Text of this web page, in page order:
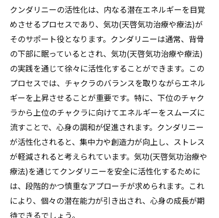
法)の効果の研究
エネルギー調和が症状緩和に及ぼす影響
気功(天啓気功治療や療法)を取り入れた実践
クンダリニーとチャクラの潜在力を気功(天啓気
功治療や療法)で最大限に引き出す秘訣
潜在力を引き出すための気功(天啓気功治療
や療法)テクニック
クンダリニーエネルギーの最適化方法
チャクラの力を引き出す特定の気功(天啓気
功治療や療法)練習
気功(天啓気功治療や療法)によるエネルギー
の循環と増幅
クンダリニーの活性化は、内なる潜在エネルギーを目覚
めさせるプロセスであり、気功(天啓気功治療や療法)が
そのサポート役となります。クンダリニーは通常、背骨
の下部に眠っているとされ、気功(天啓気功治療や療法)
の実践を通じて徐々に活性化することができます。この
プロセスでは、チャクラのバランスを取りながらエネル
ギーを上昇させることが重要です。特に、下位のチャク
ラから上位のチャクラに向けてエネルギーをスムーズに
流すことで、心身の調和が促進されます。クンダリニー
が活性化されると、集中力や創造力が向上し、ストレス
が軽減されると考えられています。気功(天啓気功治療や
療法)を通じてクンダリニーを安全に活性化するために
は、段階的かつ慎重なアプローチが求められます。これ
により、個々の潜在能力が引き出され、心身の成長が期
待できるでしょう。